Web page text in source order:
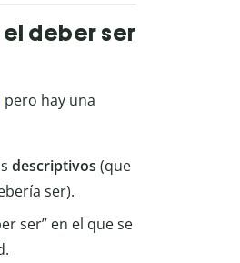
deber ser
pero hay una
descriptivos (que
ser).
ser” en el que se